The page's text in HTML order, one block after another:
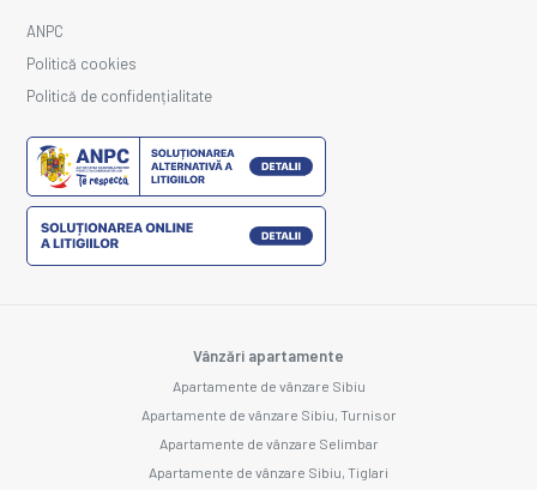
ANPC
Politică cookies
Politică de confidențialitate
Vânzări apartamente
Apartamente de vânzare Sibiu
Apartamente de vânzare Sibiu, Turnisor
Apartamente de vânzare Selimbar
Apartamente de vânzare Sibiu, Tiglari